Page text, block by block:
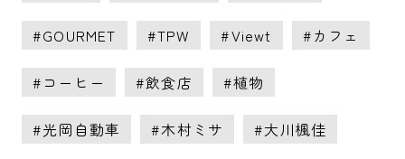
GOURMET TPW Viewt カフェ
コーヒー 飲食店 植物
光岡自動車 木村ミサ 大川楓佳